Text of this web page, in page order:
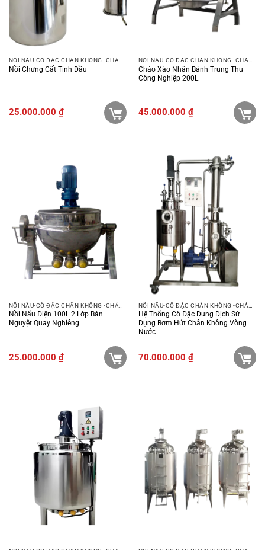
NỒI NẤU-CÔ ĐẶC CHÂN KHÔNG -CHẢO XÀO
Nồi Chưng Cất Tinh Dầu
25.000.000 ₫
NỒI NẤU-CÔ ĐẶC CHÂN KHÔNG -CHẢO XÀO
Chảo Xào Nhân Bánh Trung Thu
Công Nghiệp 200L
45.000.000 ₫
Nồi Nấu Điện 100L 2 Lớp Bán
Nguyệt Quay Nghiêng
25.000.000 ₫
Hệ Thống Cô Đặc Dung Dịch Sử
Dụng Bơm Hút Chân Không Vòng
Nước
70.000.000 ₫